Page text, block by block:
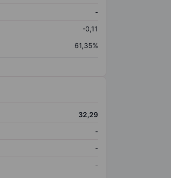
-
-0,11
61,35%
32,29
-
-
-